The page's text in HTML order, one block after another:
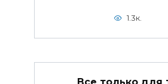
1.3к.
Все только для